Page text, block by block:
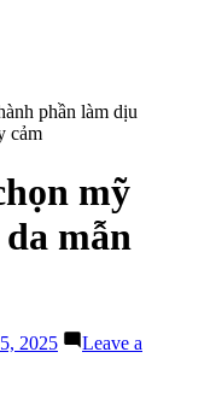
mỹ
mẫn
2025
Leave a